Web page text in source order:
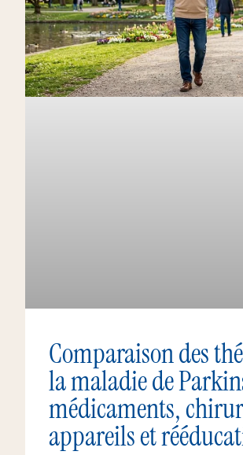
Comparaison des
la maladie de
médicaments,
appareils et